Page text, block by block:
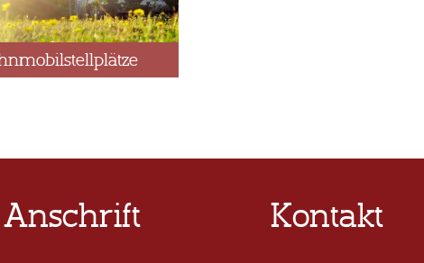
Anschrift Kontakt